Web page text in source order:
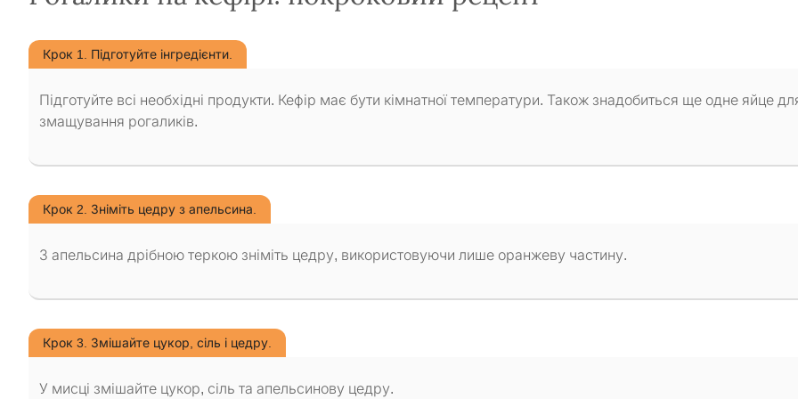
Крок 1. Підготуйте інгредієнти.
Підготуйте всі необхідні продукти. Кефір має бути кімнатної температури. Також знадобиться ще одне яйце
змащування рогаликів.
Крок 2. Зніміть цедру з апельсина.
З апельсина дрібною теркою зніміть цедру, використовуючи лише оранжеву частину.
Крок 3. Змішайте цукор, сіль і цедру.
У мисці змішайте цукор, сіль та апельсинову цедру.